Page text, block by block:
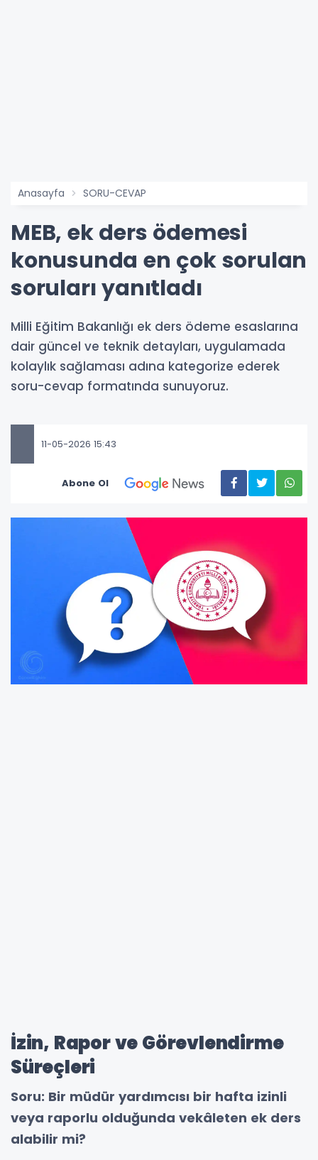
Anasayfa SORU-CEVAP
MEB, ek ders ödemesi
konusunda en çok sorulan
soruları yanıtladı
Milli Eğitim Bakanlığı ek ders ödeme esaslarına
dair güncel ve teknik detayları, uygulamada
kolaylık sağlaması adına kategorize ederek
soru-cevap formatında sunuyoruz.
11-05-2026 15:43
Abone Ol
İzin, Rapor ve Görevlendirme
Süreçleri
Soru: Bir müdür yardımcısı bir hafta izinli
veya raporlu olduğunda vekâleten ek ders
alabilir mi?